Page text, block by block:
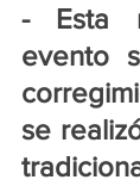
- Esta
evento
se